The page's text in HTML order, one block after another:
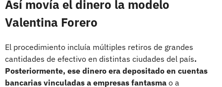
Así movía el dinero la modelo
Valentina Forero
El procedimiento incluía múltiples retiros de grandes
cantidades de efectivo en distintas ciudades del país.
Posteriormente, ese dinero era depositado en cuentas
bancarias vinculadas a empresas fantasma o a